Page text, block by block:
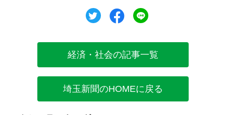
ツイートシェア
経済・社会の記事一覧
埼玉新聞のHOMEに戻る